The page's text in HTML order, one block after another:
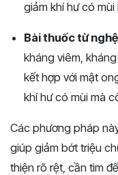
giảm khí hư có mùi
Bài thuốc từ
kháng viêm,
kết hợp với mật
khí hư có mùi mà
Các phương pháp
giúp giảm bớt triệu
thiện rõ rệt, cần tìm